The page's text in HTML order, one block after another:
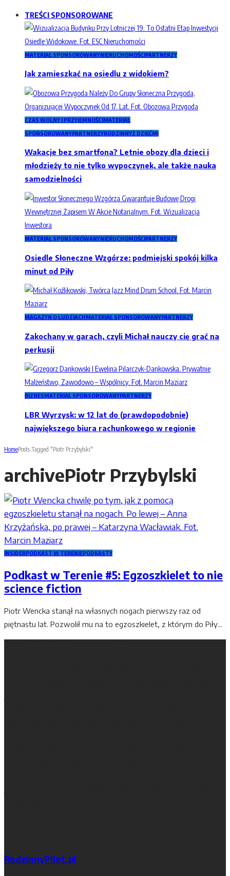
TREŚCI SPONSOROWANE
MATERIAŁ SPONSOROWANYNIERUCHOMOŚCIPARTNERZY
Jak zamieszkać na osiedlu z widokiem?
CZAS WOLNY I PRZYJEMNOŚCIMATERIAŁ
SPONSOROWANYPARTNERZYRODZINNYZ DZIEĆMI
Wakacje bez smartfona? Letnie obozy dla dzieci i
młodzieży to nie tylko wypoczynek, ale także nauka
samodzielności
MATERIAŁ SPONSOROWANYNIERUCHOMOŚCIPARTNERZY
Osiedle Słoneczne Wzgórze: podmiejski spokój kilka
minut od Piły
MAGAZYN O LUDZIACHMATERIAŁ SPONSOROWANYPARTNERZY
Zakochany w garach, czyli Michał nauczy cię grać na
perkusji
BIZNESMATERIAŁ SPONSOROWANYPARTNERZY
LBR Wyrzysk: w 12 lat do (prawdopodobnie)
największego biura rachunkowego w regionie
HomePosts Tagged "Piotr Przybylski"
archivePiotr Przybylski
INSIDERPODKAST W TERENIEPODKASTY
Podkast w Terenie #5: Egzoszkielet to nie
science fiction
Piotr Wencka stanął na własnych nogach pierwszy raz od
piętnastu lat. Pozwolił mu na to egzoszkielet, z którym do Piły...
RodzinnyPilot.pl